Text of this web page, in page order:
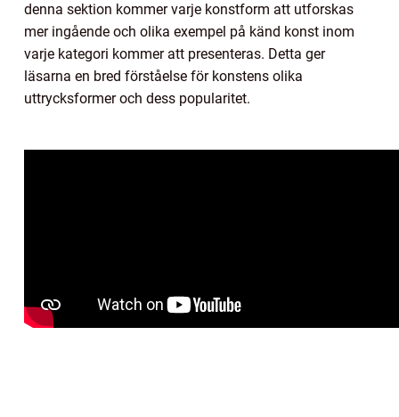
denna sektion kommer varje konstform att utforskas
mer ingående och olika exempel på känd konst inom
varje kategori kommer att presenteras. Detta ger
läsarna en bred förståelse för konstens olika
uttrycksformer och dess popularitet.